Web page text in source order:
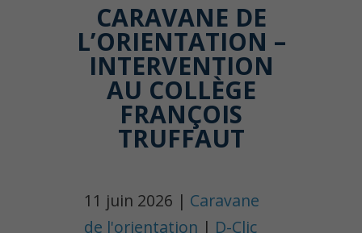
CARAVANE DE
L’ORIENTATION –
INTERVENTION
AU COLLÈGE
FRANÇOIS
TRUFFAUT
11 juin 2026 | Caravane
de l'orientation | D-Clic